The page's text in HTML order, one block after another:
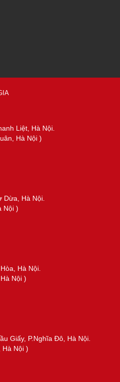
Liệt, Hà Nội.
Hà Nội )
Dừa, Hà Nội.
Nội )
Hà Nội.
Nội )
Giấy, P.Nghĩa Đô, Hà Nội.
Hà Nội )